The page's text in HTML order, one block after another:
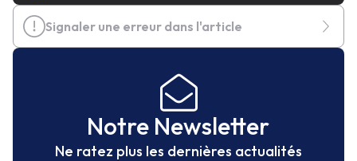
Signaler une erreur dans l'article
Notre Newsletter
Ne ratez plus les dernières actualités